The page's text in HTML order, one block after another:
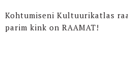
Kohtumiseni Kultuurikatlas
parim kink on RAAMAT!